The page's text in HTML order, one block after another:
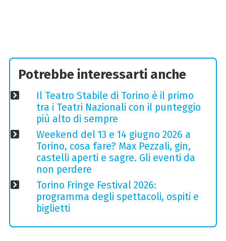
Potrebbe interessarti anche
Il Teatro Stabile di Torino è il primo
tra i Teatri Nazionali con il punteggio
più alto di sempre
Weekend del 13 e 14 giugno 2026 a
Torino, cosa fare? Max Pezzali, gin,
castelli aperti e sagre. Gli eventi da
non perdere
Torino Fringe Festival 2026:
programma degli spettacoli, ospiti e
biglietti